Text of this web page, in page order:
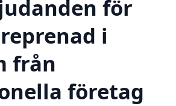
för
i
från
företag